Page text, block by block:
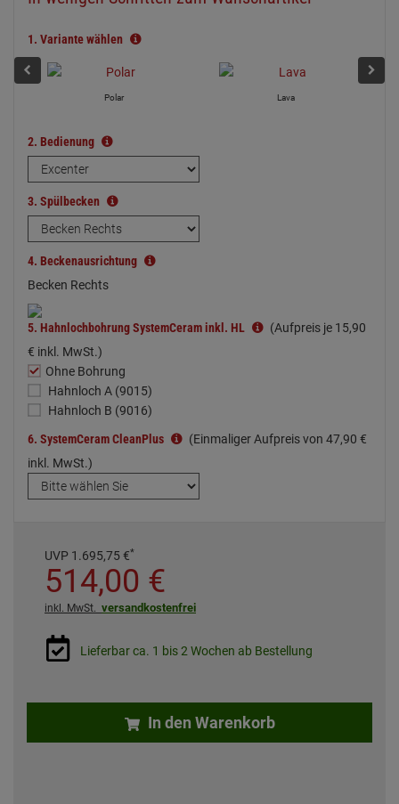
1. Variante wählen
Polar Lava
2. Bedienung
3. Spülbecken
4. Beckenausrichtung
Becken Rechts
5. Hahnlochbohrung SystemCeram inkl. HL (Aufpreis je 15,90
€ inkl. MwSt.)
Ohne Bohrung
Hahnloch A (9015)
Hahnloch B (9016)
6. SystemCeram CleanPlus (Einmaliger Aufpreis von 47,90 €
inkl. MwSt.)
UVP 1.695,75€*
514,00 €
inkl. MwSt. versandkostenfrei
Lieferbar ca. 1 bis 2 Wochen ab Bestellung
In den Warenkorb